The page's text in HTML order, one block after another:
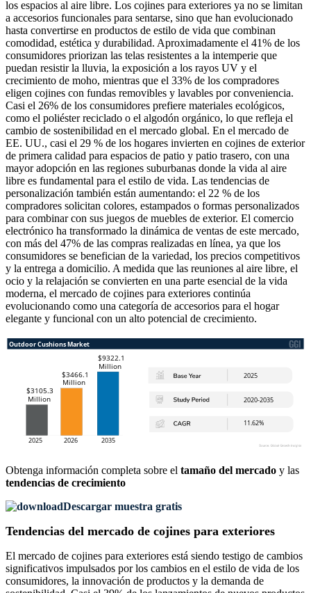
los espacios al aire libre. Los cojines para exteriores ya no se limitan
a accesorios funcionales para sentarse, sino que han evolucionado
hasta convertirse en productos de estilo de vida que combinan
comodidad, estética y durabilidad. Aproximadamente el 41% de los
consumidores priorizan las telas resistentes a la intemperie que
puedan resistir la lluvia, la exposición a los rayos UV y el
crecimiento de moho, mientras que el 33% de los compradores
eligen cojines con fundas removibles y lavables por conveniencia.
Casi el 26% de los consumidores prefiere materiales ecológicos,
como el poliéster reciclado o el algodón orgánico, lo que refleja el
cambio de sostenibilidad en el mercado global. En el mercado de
EE. UU., casi el 29 % de los hogares invierten en cojines de exterior
de primera calidad para espacios de patio y patio trasero, con una
mayor adopción en las regiones suburbanas donde la vida al aire
libre es fundamental para el estilo de vida. Las tendencias de
personalización también están aumentando: el 22 % de los
compradores solicitan colores, estampados o formas personalizados
para combinar con sus juegos de muebles de exterior. El comercio
electrónico ha transformado la dinámica de ventas de este mercado,
con más del 47% de las compras realizadas en línea, ya que los
consumidores se benefician de la variedad, los precios competitivos
y la entrega a domicilio. A medida que las reuniones al aire libre, el
ocio y la relajación se convierten en una parte esencial de la vida
moderna, el mercado de cojines para exteriores continúa
evolucionando como una categoría de accesorios para el hogar
elegante y funcional con un alto potencial de crecimiento.
Obtenga información completa sobre el tamaño del mercado y las
tendencias de crecimiento
Descargar muestra gratis
Tendencias del mercado de cojines para exteriores
El mercado de cojines para exteriores está siendo testigo de cambios
significativos impulsados ​​por los cambios en el estilo de vida de los
consumidores, la innovación de productos y la demanda de